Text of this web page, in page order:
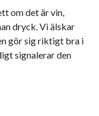
om det är vin,
dryck. Vi älskar
gör sig riktigt bra i
signalerar den